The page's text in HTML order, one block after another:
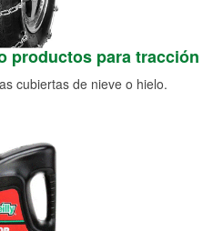
productos para tracción
cubiertas de nieve o hielo.